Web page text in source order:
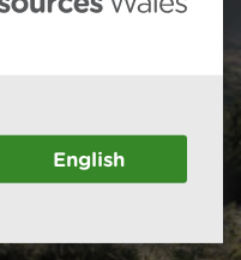
English